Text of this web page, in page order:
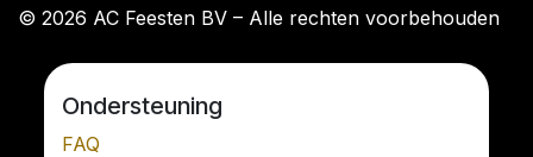
© 2026 AC Feesten BV – Alle rechten voorbehouden
Ondersteuning
FAQ